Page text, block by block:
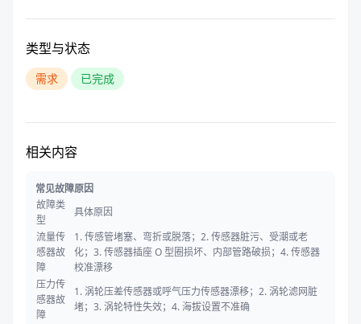
类型与状态
需求 已完成
相关内容
常见故障原因
故障类
型
具体原因
流量传
感器故
障
1. 传感管堵塞、弯折或脱落；2. 传感器脏污、受潮或老
化；3. 传感器插座 O 型圈损坏、内部管路破损；4. 传感器
校准漂移
压力传
感器故
障
1. 涡轮压差传感器或呼气压力传感器漂移；2. 涡轮滤网脏
堵；3. 涡轮特性失效；4. 海拔设置不准确